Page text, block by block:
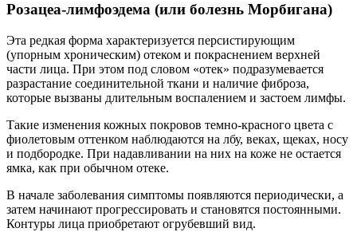
Розацеа-лимфоэдема (или болезнь Морбигана)
Эта редкая форма характеризуется персистирующим
(упорным хроническим) отеком и покраснением верхней
части лица. При этом под словом «отек» подразумевается
разрастание соединительной ткани и наличие фиброза,
которые вызваны длительным воспалением и застоем лимфы.
Такие изменения кожных покровов темно-красного цвета с
фиолетовым оттенком наблюдаются на лбу, веках, щеках, носу
и подбородке. При надавливании на них на коже не остается
ямка, как при обычном отеке.
В начале заболевания симптомы появляются периодически, а
затем начинают прогрессировать и становятся постоянными.
Контуры лица приобретают огрубевший вид.